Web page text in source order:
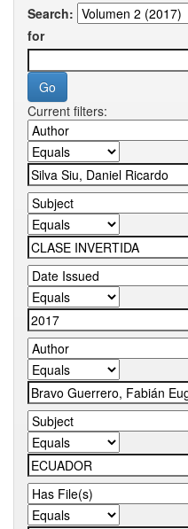
Search:
for
Current filters: